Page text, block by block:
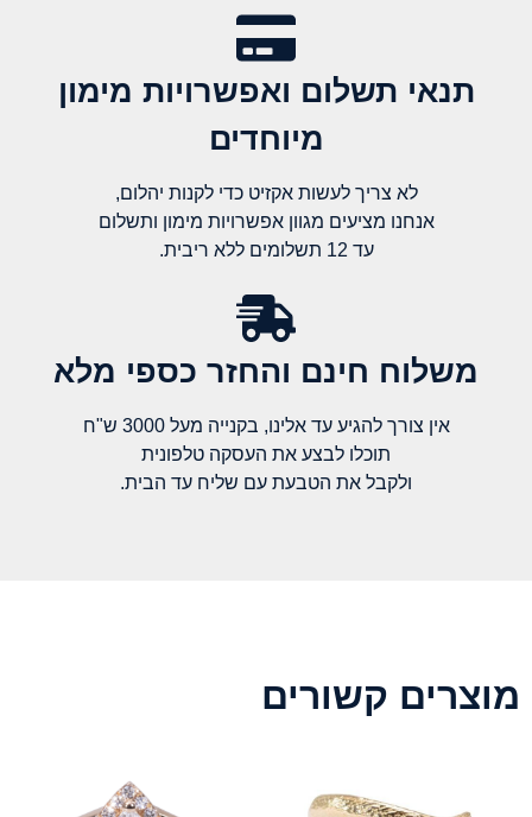
תנאי תשלום ואפשרויות מימון
מיוחדים
לא צריך לעשות אקזיט כדי לקנות יהלום,
אנחנו מציעים מגוון אפשרויות מימון ותשלום
עד 12 תשלומים ללא ריבית.
משלוח חינם והחזר כספי מלא​
אין צורך להגיע עד אלינו, בקנייה מעל 3000 ש"ח
תוכלו לבצע את העסקה טלפונית
ולקבל את הטבעת עם שליח עד הבית.
מוצרים קשורים